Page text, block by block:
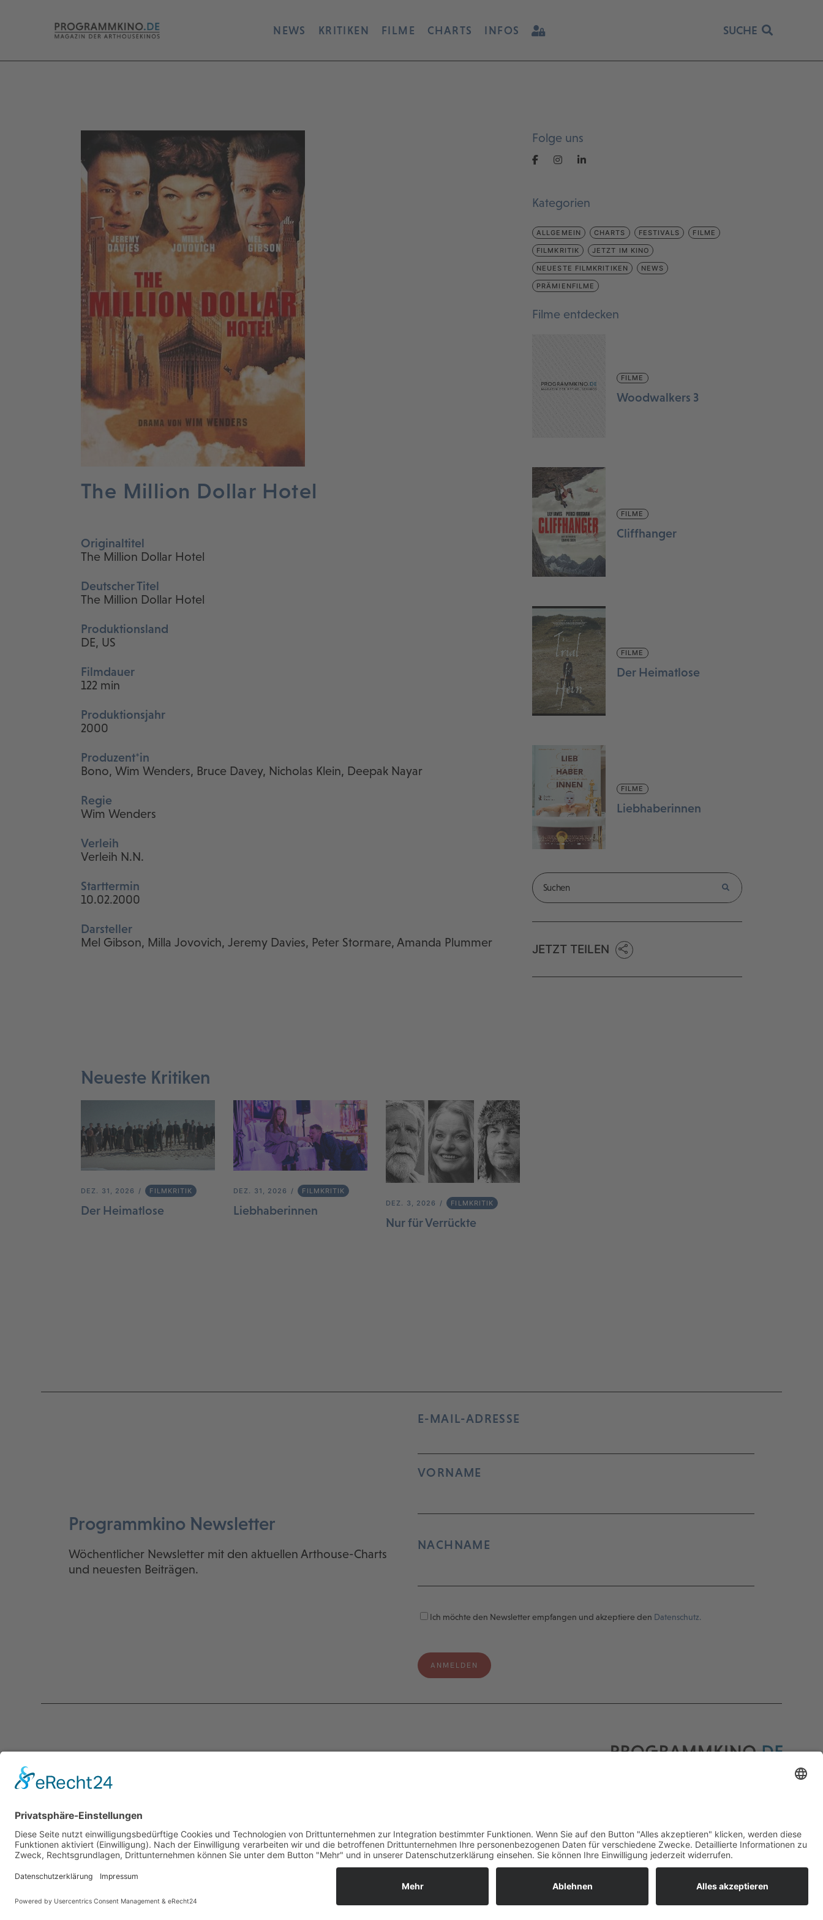
NEWS KRITIKEN FILME CHARTS INFOS SUCHE
The Million Dollar Hotel
Originaltitel
The Million Dollar Hotel
Deutscher Titel
The Million Dollar Hotel
Produktionsland
DE, US
Filmdauer
122 min
Produktionsjahr
2000
Produzent*in
Bono, Wim Wenders, Bruce Davey, Nicholas Klein, Deepak Nayar
Regie
Wim Wenders
Verleih
Verleih N.N.
Starttermin
10.02.2000
Darsteller
Mel Gibson, Milla Jovovich, Jeremy Davies, Peter Stormare, Amanda Plummer
Neueste Kritiken
DEZ. 31, 2026 FILMKRITIK
Der Heimatlose
DEZ. 31, 2026 FILMKRITIK
Liebhaberinnen
DEZ. 3, 2026 FILMKRITIK
Nur für Verrückte
Folge uns
Kategorien
ALLGEMEIN CHARTS FESTIVALS FILME
FILMKRITIK JETZT IM KINO
NEUESTE FILMKRITIKEN NEWS
PRÄMIENFILME
Filme entdecken
FILME
Woodwalkers 3
FILME
Cliffhanger
FILME
Der Heimatlose
FILME
Liebhaberinnen
JETZT TEILEN
Programmkino Newsletter
Wöchentlicher Newsletter mit den aktuellen Arthouse-Charts
und neuesten Beiträgen.
E-MAIL-ADRESSE
VORNAME
NACHNAME
Ich möchte den Newsletter empfangen und akzeptiere den Datenschutz.
℅ AG Kino - Gilde deutscher
Filmkunsttheater e.V.
Rankestraße 31
10789 Berlin
Mediadaten
Newsletter
LogIn
Cookie-Einstellungen
verzichten. Wo möglich setzen wir auf eine
genderneutrale Bezeichnung.
MADE BYMUMBOMEDIA